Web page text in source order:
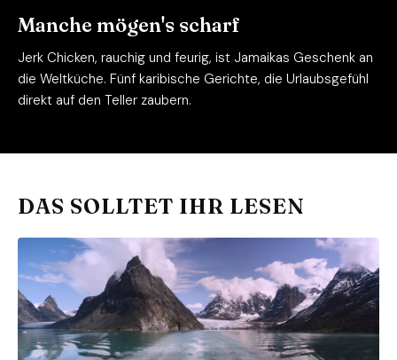
Manche mögen's scharf
Jerk Chicken, rauchig und feurig, ist Jamaikas Geschenk an
die Weltküche. Fünf karibische Gerichte, die Urlaubsgefühl
direkt auf den Teller zaubern.
DAS SOLLTET IHR LESEN